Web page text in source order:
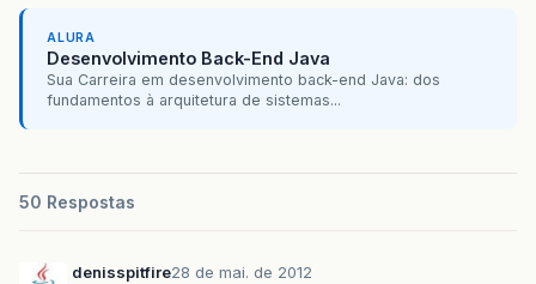
ALURA
Desenvolvimento Back-End Java
Sua Carreira em desenvolvimento back-end Java: dos
fundamentos à arquitetura de sistemas...
50 Respostas
denisspitfire28 de mai. de 2012